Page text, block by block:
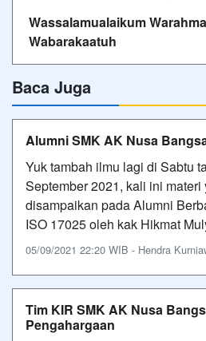
Wassalamualaikum
Wabarakaatuh
Baca Juga
Alumni SMK AK Nusa
Yuk tambah ilmu lagi di Sabtu
September 2021, kali ini materi
disampaikan pada Alumni
ISO 17025 oleh kak Hikmat
05/09/2021 22:20 WIB - Hendra
Tim KIR SMK AK Nusa
Pengahargaan